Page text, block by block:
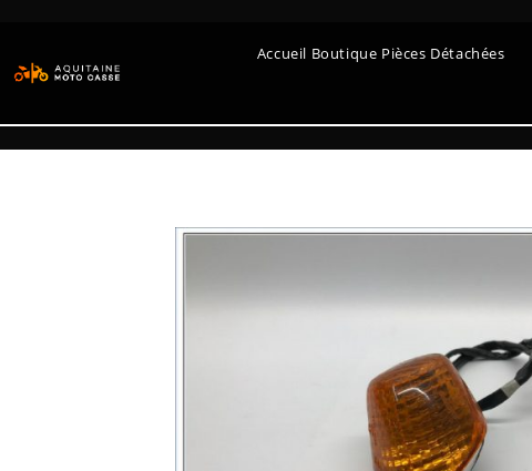
Accueil Boutique Pièces Détachées